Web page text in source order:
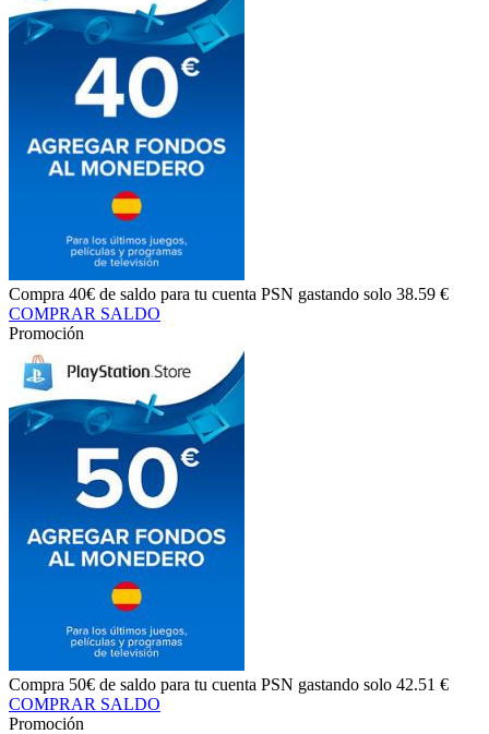
Compra 40€ de saldo para tu cuenta PSN gastando solo 38.59 €
COMPRAR SALDO
Promoción
Compra 50€ de saldo para tu cuenta PSN gastando solo 42.51 €
COMPRAR SALDO
Promoción